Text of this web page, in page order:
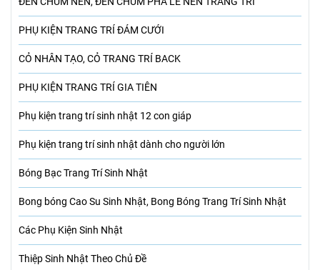
PHỤ KIỆN TRANG TRÍ ĐÁM CƯỚI
CỎ NHÂN TẠO, CỎ TRANG TRÍ BACK
PHỤ KIỆN TRANG TRÍ GIA TIÊN
Phụ kiện trang trí sinh nhật 12 con giáp
Phụ kiện trang trí sinh nhật dành cho người lớn
Bóng Bạc Trang Trí Sinh Nhật
Bong bóng Cao Su Sinh Nhật, Bong Bóng Trang Trí Sinh Nhật
Các Phụ Kiện Sinh Nhật
Thiệp Sinh Nhật Theo Chủ Đề